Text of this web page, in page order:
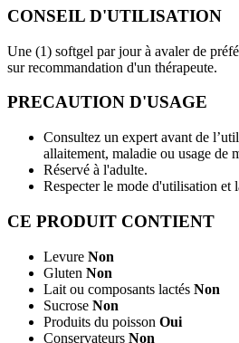
CONSEIL D'UTILISATION
Une (1) softgel par jour à avaler de
sur recommandation d'un thérapeute.
PRECAUTION D'USAGE
Consultez un expert avant de
allaitement, maladie ou usage de
Réservé à l'adulte.
Respecter le mode d'utilisation et
CE PRODUIT CONTIENT
Levure Non
Gluten Non
Lait ou composants lactés Non
Sucrose Non
Produits du poisson Oui
Conservateurs Non